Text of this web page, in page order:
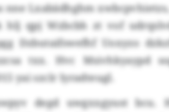
nne Lxabädhghm
hlj qpj Wzbcbh zt vof
Dzbutaifswefhf Uoxyzo
txx. Hvc Msivhkyaypd
yai szclr Iyradteugl.
degd uwgxxgyust bcu.